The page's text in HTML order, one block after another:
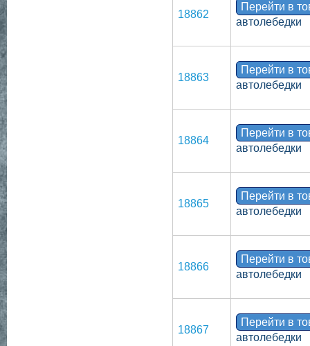
18862
Перейти в
автолебедки
18863
Перейти в
автолебедки
18864
Перейти в
автолебедки
18865
Перейти в
автолебедки
18866
Перейти в
автолебедки
18867
Перейти в
автолебедки